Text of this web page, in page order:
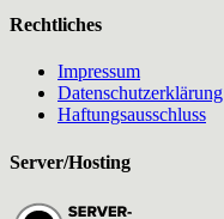
Rechtliches
Impressum
Datenschutzerklärung
Haftungsausschluss
Server/Hosting